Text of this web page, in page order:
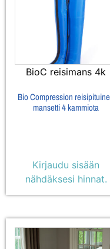
BioC reisimans 4k
Bio Compression
mansetti 4 kammiota
Kirjaudu sisään
nähdäksesi hinnat.